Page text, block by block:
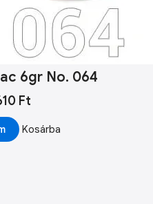
6gr No. 064
Ft
Kosárba